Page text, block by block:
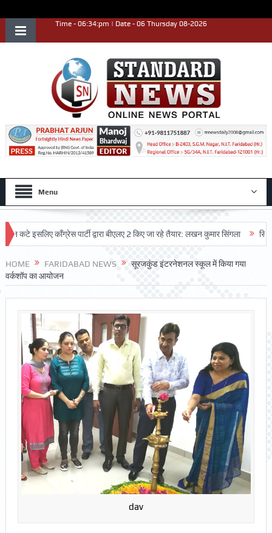
Time - 06:34:pm | Date - 06 Thursday 08-2026
Menu
इसलिए काँग्रेस पार्टी द्वारा बीएलए 2 किए जा रहे तैयार: लखन कुमार सिंगला सिद्धपीठ
HOME FARIDABAD NEWS
सूरजकुंड इंटरनेशनल स्कूल में किया गया
वर्कशॉप का आयोजन
dav